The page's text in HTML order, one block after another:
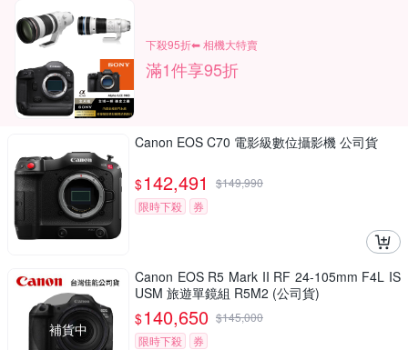
下殺95折⬅︎ 相機大特賣
滿1件享95折
Canon EOS C70 電影級數位攝影機 公司貨
$142,491 $149,990
限時下殺
券
補貨中
Canon EOS R5 Mark II RF 24-105mm F4L IS
USM 旅遊單鏡組 R5M2 (公司貨)
$140,650 $145,000
限時下殺
券